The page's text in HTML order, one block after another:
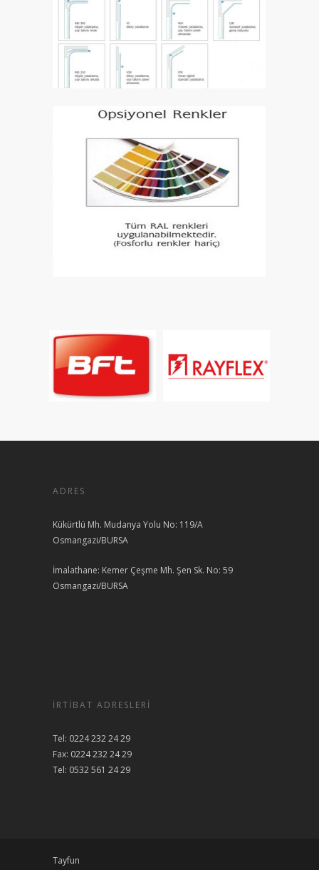
ADRES
Kükürtlü Mh. Mudanya Yolu No: 119/A
Osmangazi/BURSA
İmalathane: Kemer Çeşme Mh. Şen Sk. No: 59
Osmangazi/BURSA
İRTIBAT ADRESLERI
Tel: 0224 232 24 29
Fax: 0224 232 24 29
Tel: 0532 561 24 29
Tayfun